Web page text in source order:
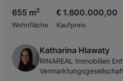
655 m2
Wohnfläche
€ 1.600.000,00
Kaufpreis
Katharina Hlawaty
RINAREAL Immobilien